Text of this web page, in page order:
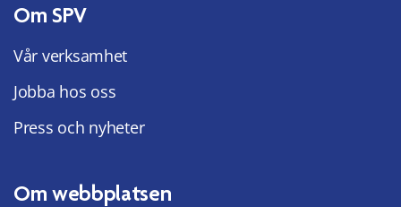
Om SPV
Vår verksamhet
Jobba hos oss
Press och nyheter
Om webbplatsen